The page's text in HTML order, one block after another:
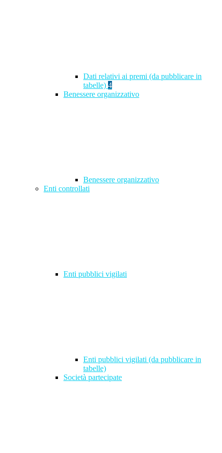
Dati relativi ai premi (da pubblicare in
tabelle) 4
Benessere organizzativo
Benessere organizzativo
Enti controllati
Enti pubblici vigilati
Enti pubblici vigilati (da pubblicare in
tabelle)
Società partecipate